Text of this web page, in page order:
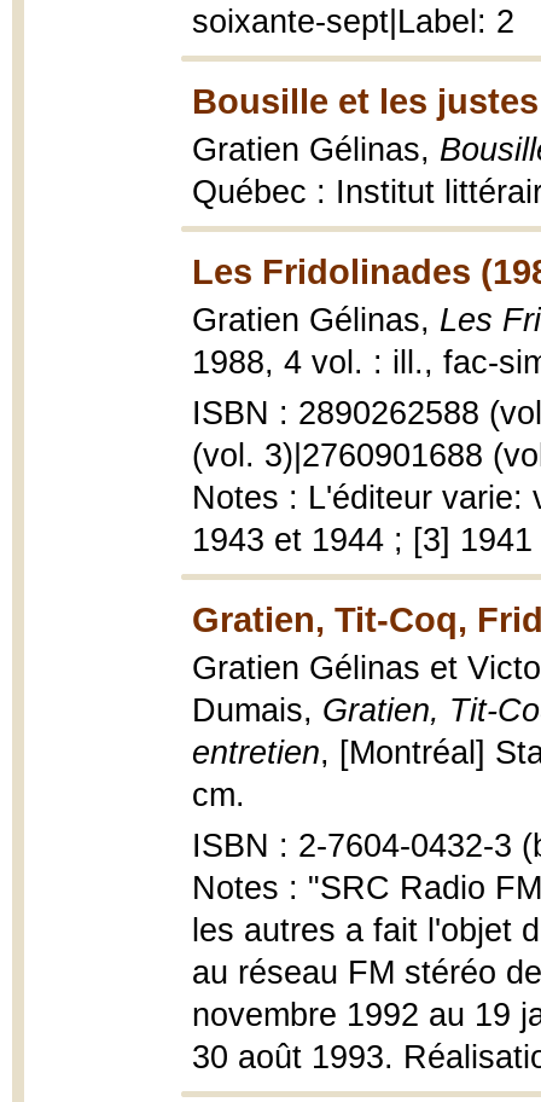
soixante-sept|Label: 2
Bousille et les
Gratien Gélinas,
Québec : Institut
Les Fridolinades
Gratien Gélinas, Les
1988, 4 vol. : ill., fac-
ISBN : 2890262588
(vol. 3)|2760901688
Notes : L'éditeur varie:
1943 et 1944 ; [3]
Gratien, Tit-Coq,
Gratien Gélinas et
Dumais, Gratien, Tit-
entretien, [Montréal]
cm.
ISBN : 2-7604-0432-3
Notes : "SRC Radio
les autres a fait l'objet
au réseau FM stéréo
novembre 1992 au 19
30 août 1993.